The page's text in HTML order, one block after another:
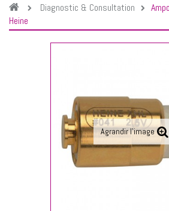
Diagnostic & Consultation
Heine
Agrandir l'image